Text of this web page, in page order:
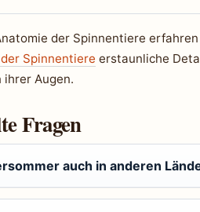
der Spinnentiere
Spinnentiere erstaunliche
ihrer Augen.
Fragen
auch in anderen